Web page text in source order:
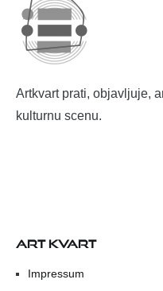
Artkvart prati, objavljuje,
kulturnu scenu.
ART KVART
Impressum